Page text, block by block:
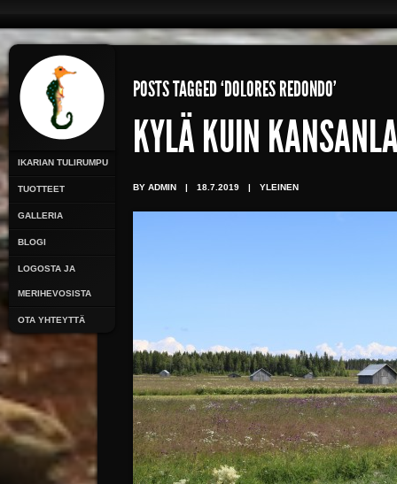
IKARIAN TULIRUMPU
TUOTTEET
GALLERIA
BLOGI
LOGOSTA JA
MERIHEVOSISTA
OTA YHTEYTTÄ
POSTS TAGGED ‘DOLORES REDONDO’
KYLÄ KUIN
BY ADMIN | 18.7.2019 | YLEINEN